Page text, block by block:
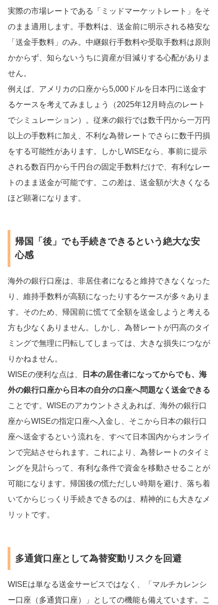
実際の市場レートである「ミッドマーケットレート」をそ
のまま適用します。手数料は、送金前に明示される格安な
「送金手数料」のみ。中継銀行手数料や受取手数料は原則
かからず、知らないうちに資産が目減りする心配がありま
せん。
例えば、アメリカの口座から5,000ドルを日本円に送金す
るケースを考えてみましょう（2025年12月時点のレート
でシミュレーション）。従来の銀行では数千円から一万円
以上の手数料に加え、不利な為替レートでさらに数千円損
をする可能性があります。しかしWISEなら、事前に提示
される数百円から千円台の固定手数料だけで、有利なレー
トのまま送金が可能です。この差は、送金額が大きくなる
ほど顕著になります。
帰国「後」でも手続きできるという絶大な安
心感
海外の銀行口座は、非居住者になると維持できなくなった
り、維持手数料が高額になったりするケースが多々ありま
す。そのため、帰国前に慌てて全額を送金しようと考える
方も少なくありません。しかし、為替レートが円高のタイ
ミングで無理に円転してしまっては、大きな損失につなが
りかねません。
WISEの便利な点は、
日本の居住者になってからでも、海
外の銀行口座から日本の自分の口座へ問題なく送金できる
ことです。WISEのアカウントさえあれば、海外の銀行口
座からWISEの指定口座へ入金し、そこから日本の銀行口
座へ送金するという流れを、すべて日本国内からオンライ
ンで完結させられます。これにより、為替レートのタイミ
ングを見計らって、有利な条件で資金を移動させることが
可能になります。帰国後の慌ただしい時期を避け、落ち着
いてからじっくり手続きできるのは、精神的にも大きなメ
リットです。
多通貨口座として為替変動リスクを回避
WISEは単なる送金サービスではなく、「マルチカレンシ
ー口座（多通貨口座）」としての機能も備えています。こ